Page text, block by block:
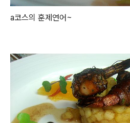
a코스의 훈제연어~